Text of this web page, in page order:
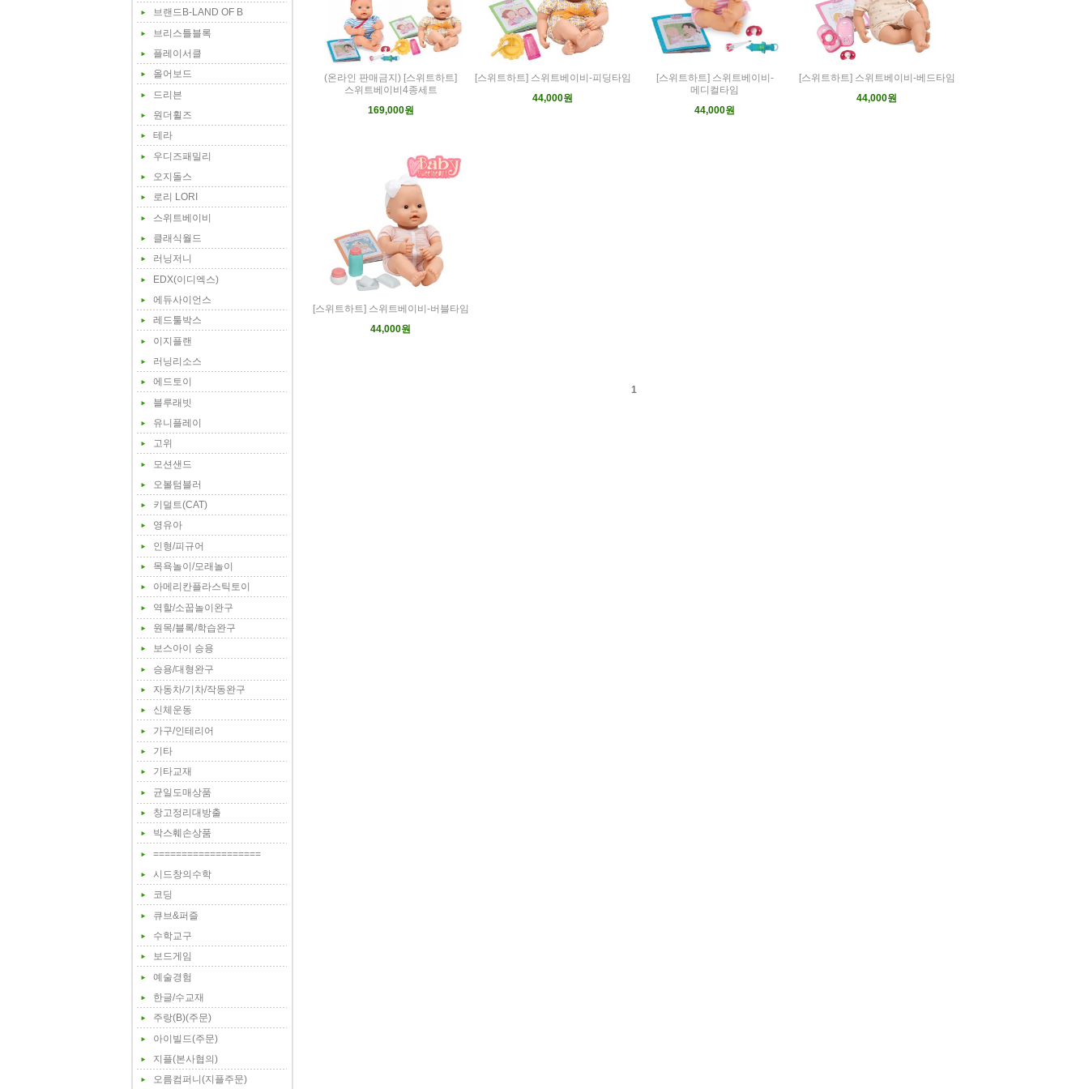
브랜드B-LAND OF B
브리스틀블록
플레이서클
올어보드
드리븐
원더휠즈
테라
우디즈패밀리
오지돌스
로리 LORI
스위트베이비
클래식월드
러닝저니
EDX(이디엑스)
에듀사이언스
레드툴박스
이지플랜
러닝리소스
에드토이
블루래빗
유니플레이
고위
모션샌드
오볼텀블러
키덜트(CAT)
영유아
인형/피규어
목욕놀이/모래놀이
아메리칸플라스틱토이
역할/소꿉놀이완구
원목/블록/학습완구
보스아이 승용
승용/대형완구
자동차/기차/작동완구
신체운동
가구/인테리어
기타
기타교재
균일도매상품
창고정리대방출
박스훼손상품
===================
시드창의수학
코딩
큐브&퍼즐
수학교구
보드게임
예술경험
한글/수교재
주랑(B)(주문)
아이빌드(주문)
지플(본사협의)
오름컴퍼니(지플주문)
(온라인 판매금지) [스위트하트]
스위트베이비4종세트
169,000원
[스위트하트] 스위트베이비-피딩타임
44,000원
[스위트하트] 스위트베이비-
메디컬타임
44,000원
[스위트하트] 스위트베이비-베드타임
44,000원
[스위트하트] 스위트베이비-버블타임
44,000원
1